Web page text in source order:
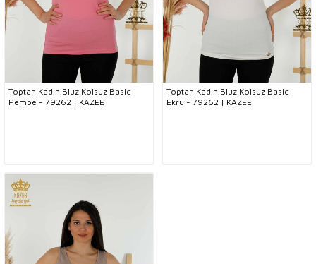
Toptan Kadın Bluz Kolsuz Basic
Pembe - 79262 | KAZEE
Toptan Kadın Bluz Kolsuz Basic
Ekru - 79262 | KAZEE